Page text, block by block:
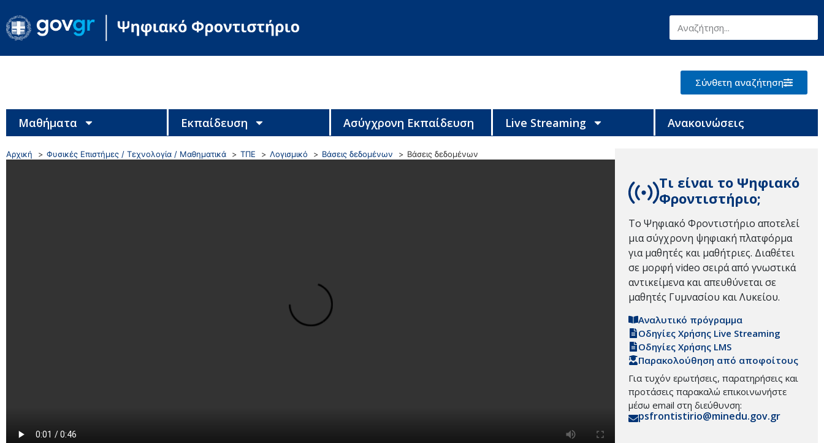
Σύνθετη αναζήτηση
Μαθήματα Εκπαίδευση Ασύγχρονη Εκπαίδευση Live Streaming Ανακοινώσεις
Αρχική Φυσικές Επιστήμες / Τεχνολογία / Μαθηματικά ΤΠΕ Λογισμικό Βάσεις δεδομένων Βάσεις δεδομένων
Τι είναι το Ψηφιακό
Φροντιστήριο;
Το Ψηφιακό Φροντιστήριο αποτελεί
μια σύγχρονη ψηφιακή πλατφόρμα
για μαθητές και μαθήτριες. Διαθέτει
σε μορφή video σειρά από γνωστικά
αντικείμενα και απευθύνεται σε
μαθητές Γυμνασίου και Λυκείου.
Αναλυτικό πρόγραμμα
Οδηγίες Χρήσης Live Streaming
Οδηγίες Χρήσης LMS
Παρακολούθηση από αποφοίτους
Για τυχόν ερωτήσεις, παρατηρήσεις και
προτάσεις παρακαλώ επικοινωνήστε
μέσω email στη διεύθυνση:
psfrontistirio@minedu.gov.gr